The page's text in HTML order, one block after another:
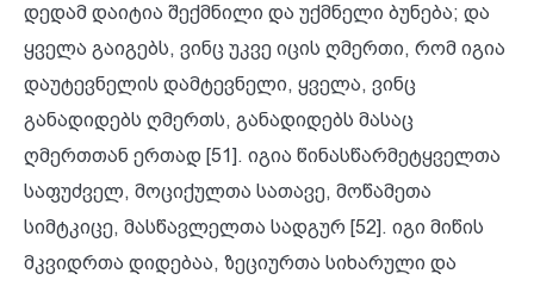
დედამ დაიტია შექმნილი და უქმნელი ბუნება; და
ყველა გაიგებს, ვინც უკვე იცის ღმერთი, რომ იგია
დაუტევნელის დამტევნელი, ყველა, ვინც
განადიდებს ღმერთს, განადიდებს მასაც
ღმერთთან ერთად [51]. იგია წინასწარმეტყველთა
საფუძველ, მოციქულთა სათავე, მოწამეთა
სიმტკიცე, მასწავლელთა სადგურ [52]. იგი მიწის
მკვიდრთა დიდებაა, ზეციურთა სიხარული და